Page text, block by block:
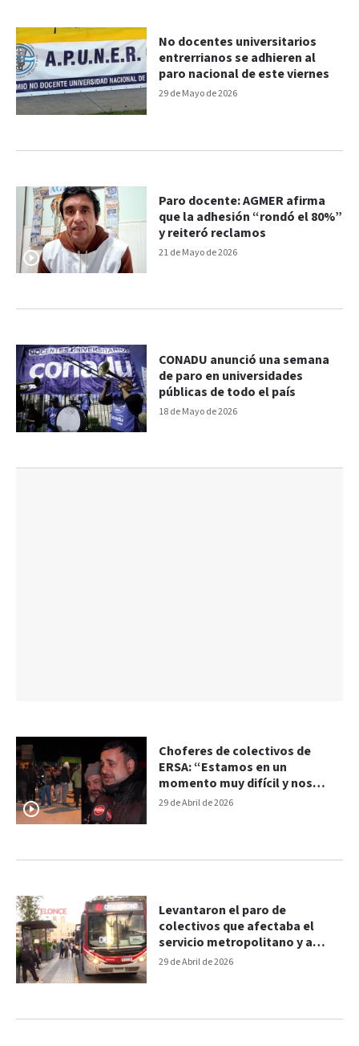
29 de Mayo de 2026
No docentes universitarios
entrerrianos se adhieren al
paro nacional de este viernes
21 de Mayo de 2026
Paro docente: AGMER afirma
que la adhesión “rondó el 80%”
y reiteró reclamos
18 de Mayo de 2026
CONADU anunció una semana
de paro en universidades
públicas de todo el país
29 de Abril de 2026
Choferes de colectivos de
ERSA: “Estamos en un
momento muy difícil y nos
sentimos solos”
29 de Abril de 2026
Levantaron el paro de
colectivos que afectaba el
servicio metropolitano y a
Santa Fe